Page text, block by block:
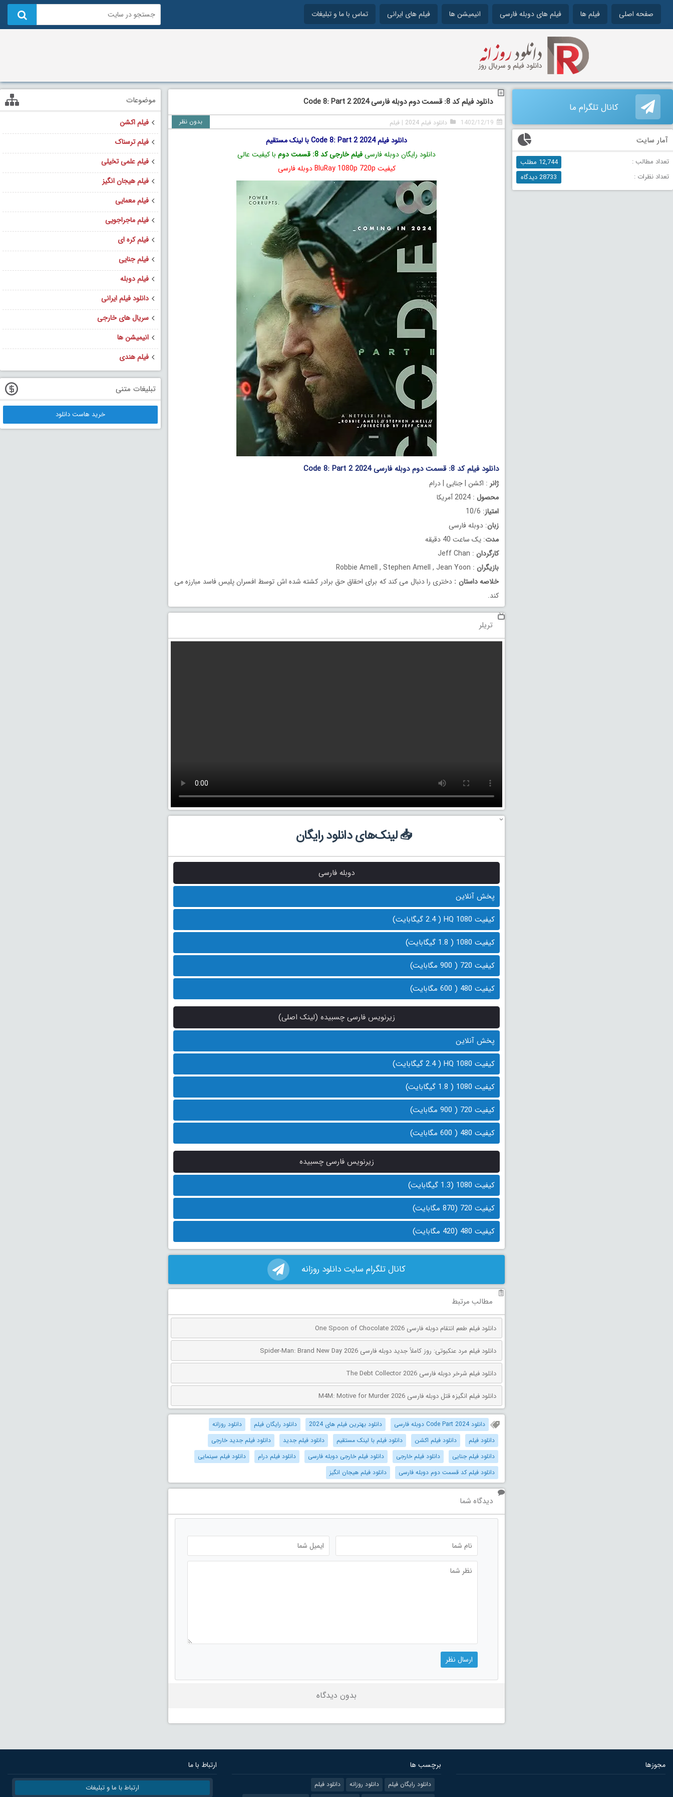
صفحه اصلی فیلم ها فیلم های دوبله فارسی انیمیشن ها فیلم های ایرانی تماس با ما و تبلیغات
دانلود فیلم کد 8: قسمت دوم دوبله فارسی Code 8: Part 2 2024
1402/12/19 دانلود فیلم 2024 | فیلم بدون نظر
دانلود فیلم Code 8: Part 2 2024 با لینک مستقیم
دانلود رایگان دوبله فارسیفیلم خارجی کد 8: قسمت دوم
با کیفیت عالی
کیفیت BluRay 1080p 720p دوبله فارسی
دانلود فیلم کد 8: قسمت دوم دوبله فارسی Code 8: Part 2 2024
ژانر : اکشن | جنایی | درام
محصول : 2024 آمریکا
امتیاز: 10/6
زبان: دوبله فارسی
مدت: یک ساعت 40 دقیقه
کارگردان : Jeff Chan
بازیگران : Robbie Amell , Stephen Amell , Jean Yoon
خلاصه داستان : دختری را دنبال می کند که برای احقاق حق برادر کشته شده اش توسط افسران پلیس فاسد مبارزه می
کند.
تریلر
📥 لینک‌های دانلود رایگان
دوبله فارسی
پخش آنلاین
کیفیت 1080 HQ ( 2.4 گیگابایت)
کیفیت 1080 ( 1.8 گیگابایت)
کیفیت 720 ( 900 مگابایت)
کیفیت 480 ( 600 مگابایت)
زیرنویس فارسی چسبیده (لینک اصلی)
پخش آنلاین
کیفیت 1080 HQ ( 2.4 گیگابایت)
کیفیت 1080 ( 1.8 گیگابایت)
کیفیت 720 ( 900 مگابایت)
کیفیت 480 ( 600 مگابایت)
زیرنویس فارسی چسبیده
کیفیت 1080 (1.3 گیگابایت)
کیفیت 720 (870 مگابایت)
کیفیت 480 (420 مگابایت)
کانال تلگرام سایت دانلود روزانه
مطالب مرتبط
دانلود فیلم طعم انتقام دوبله فارسی One Spoon of Chocolate 2026
دانلود فیلم مرد عنکبوتی: روز کاملاً جدید دوبله فارسی Spider-Man: Brand New Day 2026
دانلود فیلم شرخر دوبله فارسی The Debt Collector 2026
دانلود فیلم انگیزه قتل دوبله فارسی M4M: Motive for Murder 2026
دانلود Code Part 2024 دوبله فارسی دانلود بهترین فیلم های 2024 دانلود رایگان فیلم
دانلود روزانه
دانلود فیلم
دانلود فیلم اکشن دانلود فیلم با لینک مستقیم دانلود فیلم جدید
دانلود فیلم جدید خارجی
دانلود فیلم جنایی
دانلود فیلم خارجی دانلود فیلم خارجی دوبله فارسی دانلود فیلم درام
دانلود فیلم سینمایی
دانلود فیلم کد قسمت دوم دوبله فارسی
دانلود فیلم هیجان انگیز
دیدگاه شما
بدون دیدگاه
کانال تلگرام ما
آمار سایت
تعداد مطالب :
12,744 مطلب
تعداد نظرات :
28733 دیدگاه
موضوعات
فیلم اکشن
فیلم ترسناک
فیلم علمی تخیلی
فیلم هیجان انگیز
فیلم معمایی
فیلم ماجراجویی
فیلم کره ای
فیلم جنایی
فیلم دوبله
دانلود فیلم ایرانی
سریال های خارجی
انیمیشن ها
فیلم هندی
تبلیغات متنی
خرید هاست دانلود
مجوزها برچسب ها
دانلود رایگان فیلم دانلود روزانه
دانلود فیلم
ارتباط با ما
ارتباط با ما و تبلیغات